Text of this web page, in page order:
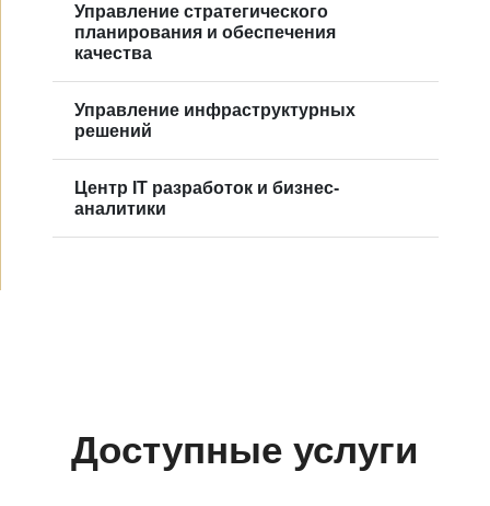
Управление стратегического
планирования и обеспечения
качества
Управление инфраструктурных
решений
Центр IT разработок и бизнес-
аналитики
Доступные услуги